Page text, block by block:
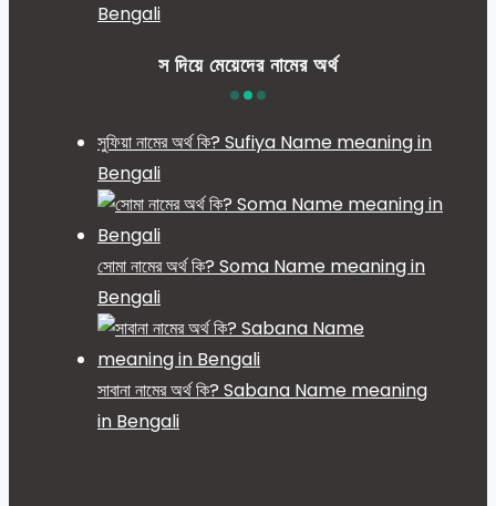
Bengali
স দিয়ে মেয়েদের নামের অর্থ
সুফিয়া নামের অর্থ কি? Sufiya Name meaning in
Bengali
সোমা নামের অর্থ কি? Soma Name meaning in
Bengali
সাবানা নামের অর্থ কি? Sabana Name meaning
in Bengali